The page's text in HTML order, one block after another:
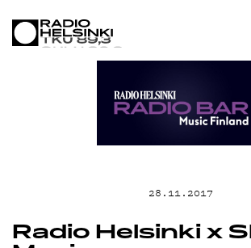
OHJELMAT
TEKIJÄT
ON- 28.11.2017
Radio Helsinki x